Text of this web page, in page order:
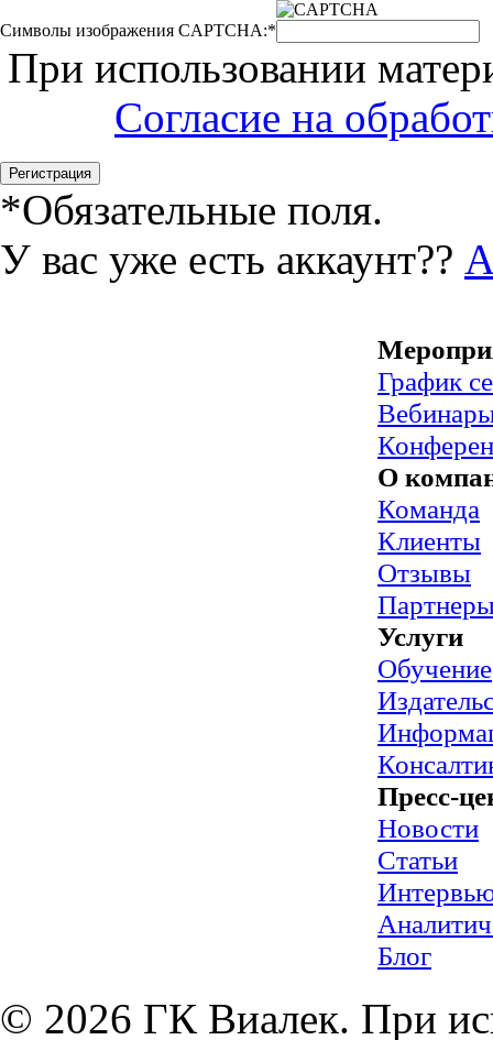
Символы изображения CAPTCHA:*
При использовании
Согласие на
*Обязательные поля.
У вас уже есть аккаунт??
График
О
Команда
Клиенты
Отзывы
Услуги
Обучение
Пресс-
Новости
Статьи
Блог
© 2026 ГК Виалек. При